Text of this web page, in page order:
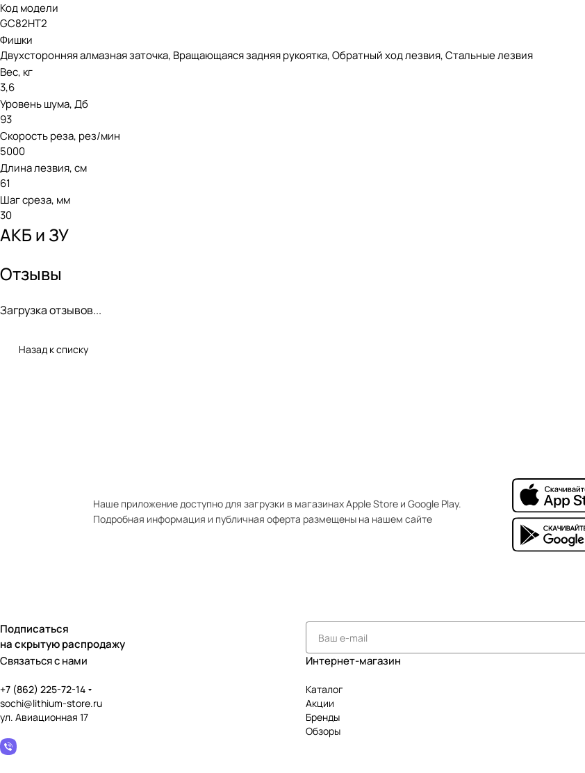
Код модели
GC82HT2
Фишки
Двухсторонняя алмазная заточка, Вращающаяся задняя рукоятка, Обратный ход лезвия, Стальные лезвия
Вес, кг
3,6
Уровень шума, Дб
93
Скорость реза, рез/мин
5000
Длина лезвия, см
61
Шаг среза, мм
30
АКБ и ЗУ
Отзывы
Загрузка отзывов...
Назад к списку
Наше приложение доступно для загрузки в магазинах Apple Store и Google Play.
Подробная информация и публичная оферта размещены на нашем сайте
Подписаться
на скрытую распродажу
Связаться с нами
+7 (862) 225-72-14
sochi@lithium-store.ru
ул. Авиационная 17
Интернет-магазин
Каталог
Акции
Бренды
Обзоры